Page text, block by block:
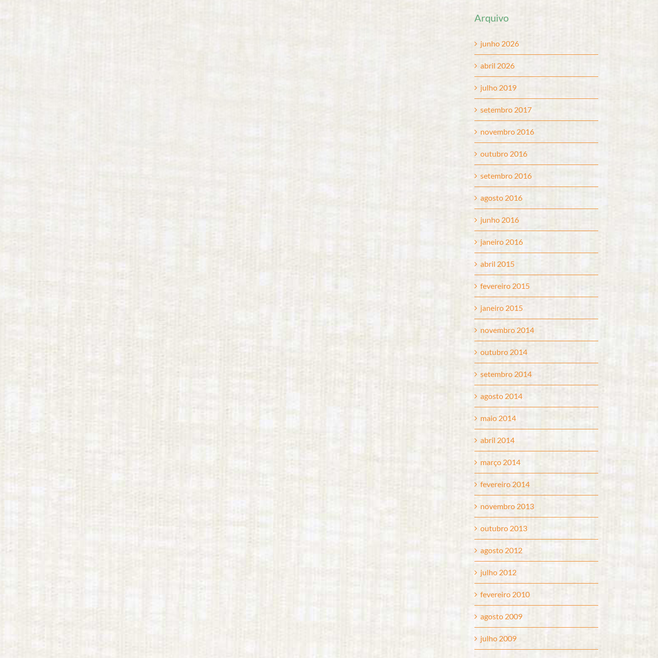
Arquivo
junho 2026
abril 2026
julho 2019
setembro 2017
novembro 2016
outubro 2016
setembro 2016
agosto 2016
junho 2016
janeiro 2016
abril 2015
fevereiro 2015
janeiro 2015
novembro 2014
outubro 2014
setembro 2014
agosto 2014
maio 2014
abril 2014
março 2014
fevereiro 2014
novembro 2013
outubro 2013
agosto 2012
julho 2012
fevereiro 2010
agosto 2009
julho 2009